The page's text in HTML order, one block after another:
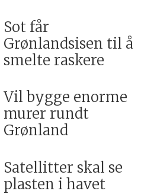
Sot får
Grønlandsisen til å
smelte raskere
Vil bygge enorme
murer rundt
Grønland
Satellitter skal se
plasten i havet